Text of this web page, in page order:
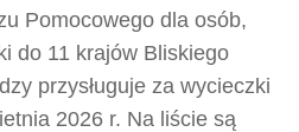
Pomocowego dla osób,
do 11 krajów Bliskiego
przysługuje za wycieczki
2026 r. Na liście są